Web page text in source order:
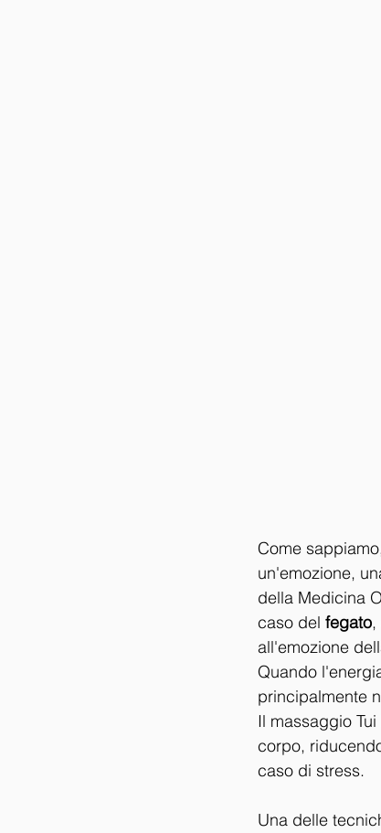
Come
un'emozione,
della Medicina
caso del fegato,
all'emozione
Quando
principalmente
Il massaggio
corpo,
caso di stress.
Una delle